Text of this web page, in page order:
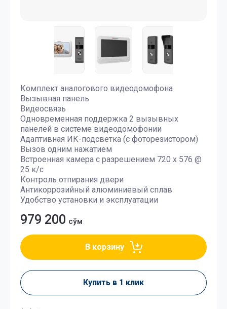
Комплект аналогового видеодомофона
Вызывная панель
Видеосвязь
Одновременная поддержка 2 вызывных
панелей в системе видеодомофонии
Адаптивная ИК-подсветка (с фоторезистором)
Вызов одним нажатием
Встроенная камера с разрешением 720 x 576 @
25 к/с
Контроль отпирания двери
Антикоррозийный алюминиевый сплав
Удобство установки и эксплуатации
979 200 сўм
В корзину
Купить в 1 клик